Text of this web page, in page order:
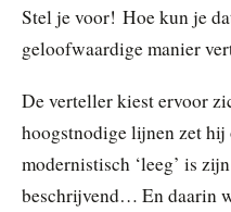
Stel je voor! Hoe kun je
geloofwaardige manier
De verteller kiest ervoor
hoogstnodige lijnen zet hij
modernistisch ‘leeg’ is
beschrijvend… En daarin